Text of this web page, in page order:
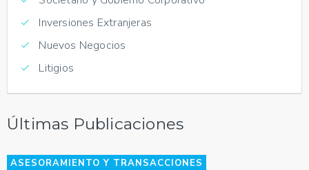
Inversiones Extranjeras
Nuevos Negocios
Litigios
Últimas Publicaciones
ASESORAMIENTO Y TRANSACCIONES